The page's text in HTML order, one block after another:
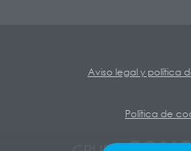
Aviso legal y política
Política de